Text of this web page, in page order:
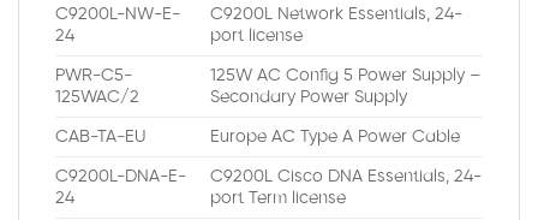
C9200L-NW-E-
24
C9200L Network Essentials, 24-
port license
PWR-C5-
125WAC/2
125W AC Config 5 Power Supply –
Secondary Power Supply
CAB-TA-EU Europe AC Type A Power Cable
C9200L-DNA-E-
24
C9200L Cisco DNA Essentials, 24-
port Term license